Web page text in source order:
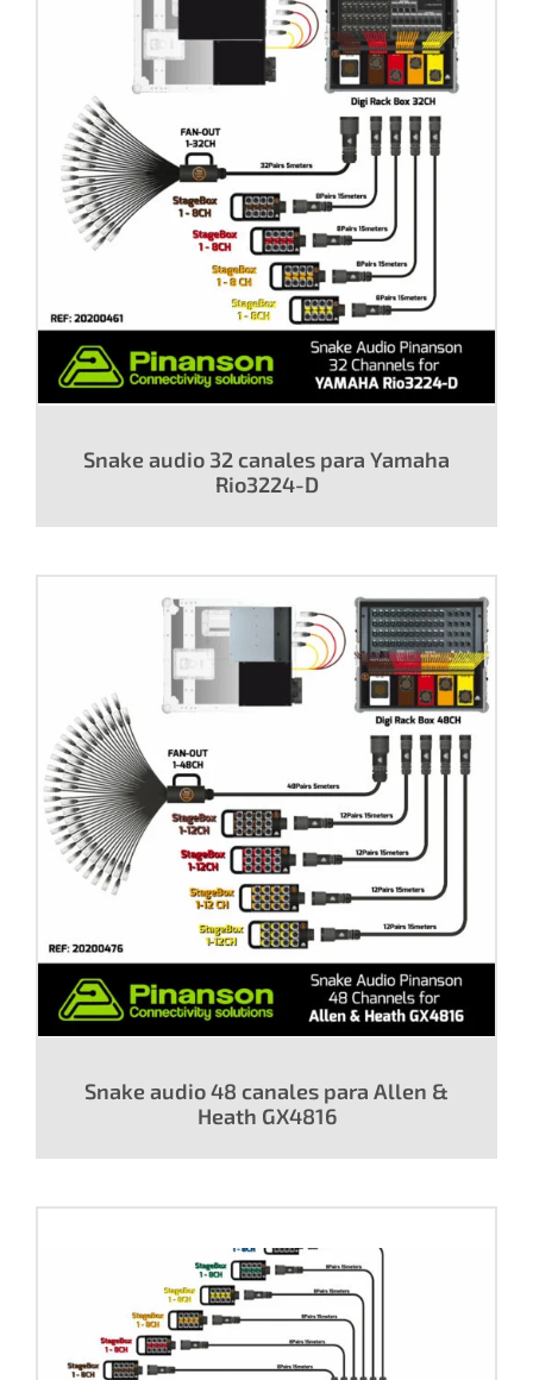
Snake audio 32 canales para Yamaha
Rio3224-D
Snake audio 48 canales para Allen &
Heath GX4816